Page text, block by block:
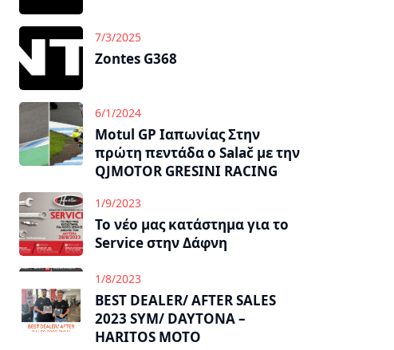
7/3/2025
Zontes G368
6/1/2024
Motul GP Ιαπωνίας Στην
πρώτη πεντάδα ο Salač με την
QJMOTOR GRESINI RACING
1/9/2023
Το νέο μας κατάστημα για το
Service στην Δάφνη
1/8/2023
BEST DEALER/ AFTER SALES
2023 SYM/ DAYTONA –
HARITOS MOTO